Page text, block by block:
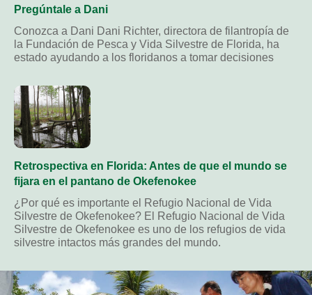
Pregúntale a Dani
Conozca a Dani Dani Richter, directora de filantropía de
la Fundación de Pesca y Vida Silvestre de Florida, ha
estado ayudando a los floridanos a tomar decisiones
Retrospectiva en Florida: Antes de que el mundo se
fijara en el pantano de Okefenokee
¿Por qué es importante el Refugio Nacional de Vida
Silvestre de Okefenokee? El Refugio Nacional de Vida
Silvestre de Okefenokee es uno de los refugios de vida
silvestre intactos más grandes del mundo.